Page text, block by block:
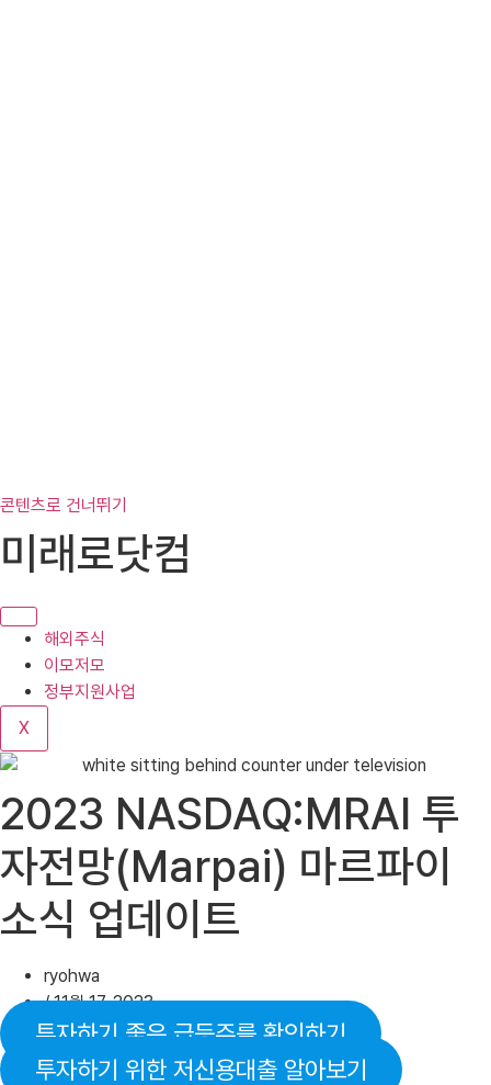
콘텐츠로 건너뛰기
미래로닷컴
해외주식
이모저모
정부지원사업
X
2023 NASDAQ:MRAI 투
자전망(Marpai) 마르파이
소식 업데이트
ryohwa
/11월 17, 2023
투자하기 좋은 급등주를 확인하기
투자하기 위한 저신용대출 알아보기